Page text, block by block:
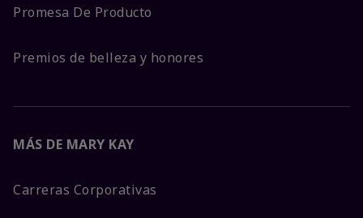
Promesa De Producto
Premios de belleza y honores
MÁS DE MARY KAY
Carreras Corporativas